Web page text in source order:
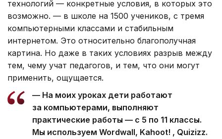
технологий — конкретные условия, в которых это
возможно. — в школе на 1500 учеников, с тремя
компьютерными классами и стабильным
интернетом. Это относительно благополучная
картина. Но даже в таких условиях разрыв между
тем, чему учат педагогов, и тем, что они могут
применить, ощущается.
— На моих уроках дети работают
за компьютерами, выполняют
практические работы — с 5 по 11 классы.
Мы используем Wordwall, Kahoot! , Quizizz.